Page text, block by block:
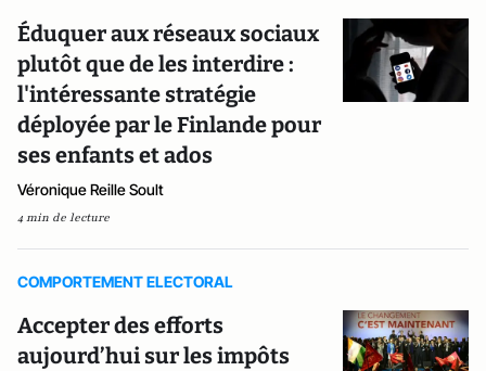
Éduquer aux réseaux sociaux
plutôt que de les interdire :
l'intéressante stratégie
déployée par le Finlande pour
ses enfants et ados
Véronique Reille Soult
4 min de lecture
COMPORTEMENT ELECTORAL
Accepter des efforts
aujourd’hui sur les impôts